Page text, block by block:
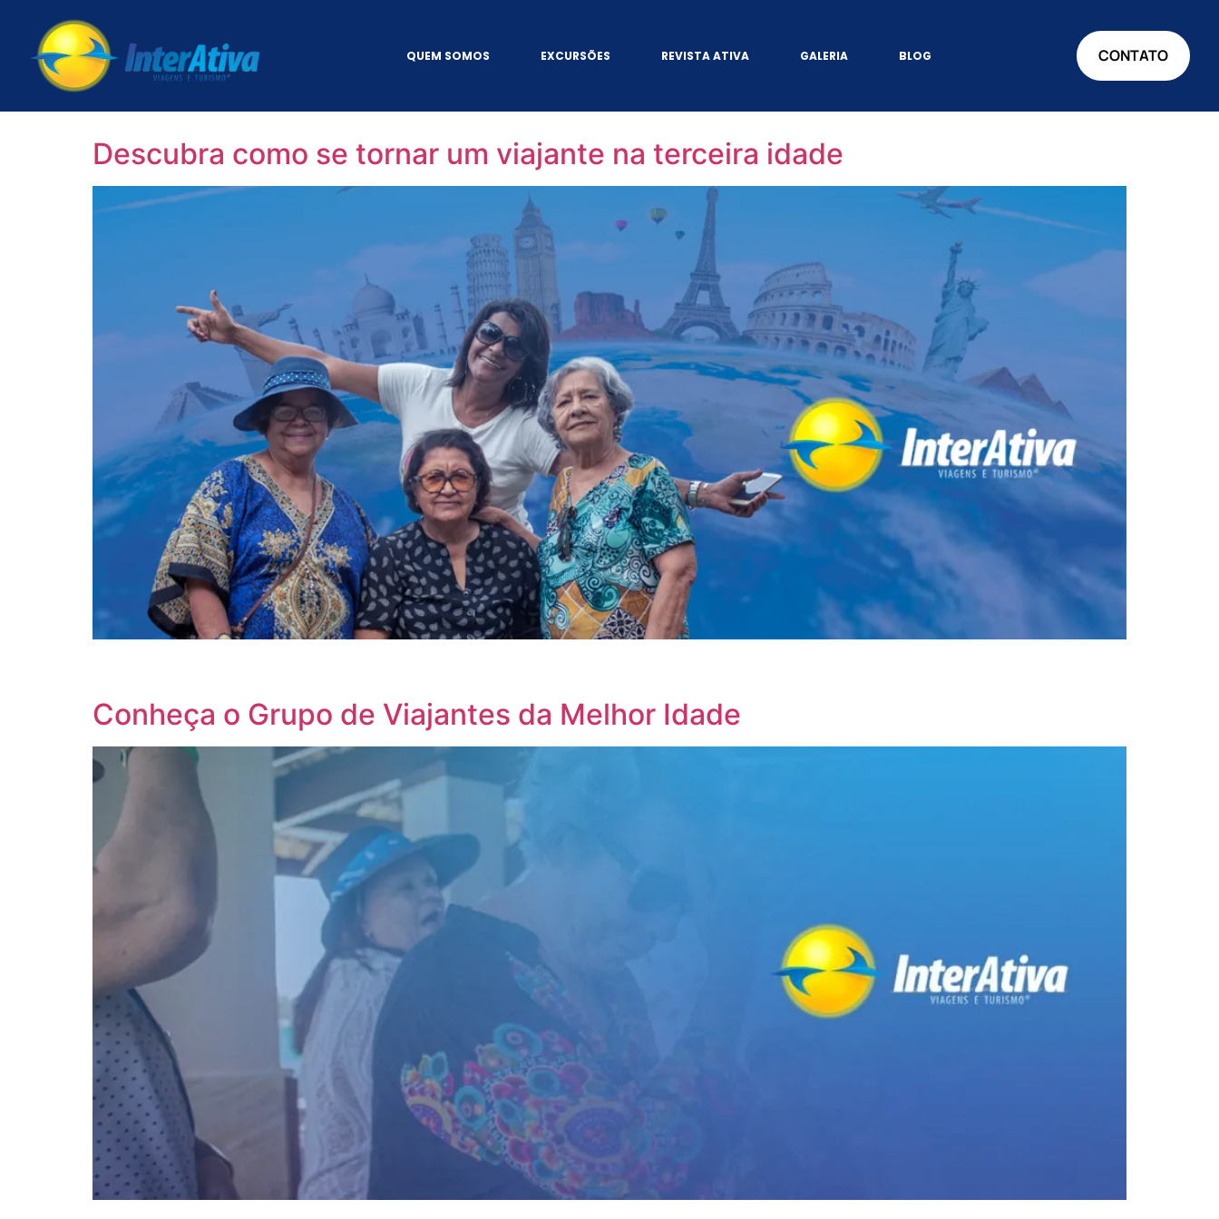
QUEM SOMOS EXCURSÕES REVISTA ATIVA GALERIA BLOG CONTATO
Descubra como se tornar um viajante na terceira idade
Conheça o Grupo de Viajantes da Melhor Idade